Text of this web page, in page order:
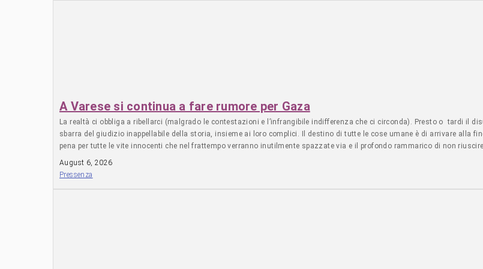
A Varese si continua a fare rumore per Gaza
La realtà ci obbliga a ribellarci (malgrado le contestazioni e l’infrangibile indifferenza che ci circonda). Presto o tardi il
sbarra del giudizio inappellabile della storia, insieme ai loro complici. Il destino di tutte le cose umane è di arrivare alla
pena per tutte le vite innocenti che nel frattempo verranno inutilmente spazzate via e il profondo rammarico di non
proporzionale alla nostra impotenza, ma se dire No! è tutto quello che ci resta allora gridiamolo più forte! Che piaccia o
sabato 8 agosto a partire dalle 18:30, perché quello che sta succedendo è inaccettabile. Comitato Varesino per la
August 6, 2026
Pressenza